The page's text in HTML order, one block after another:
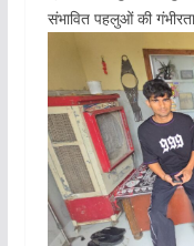
संभावित पहलुओं की